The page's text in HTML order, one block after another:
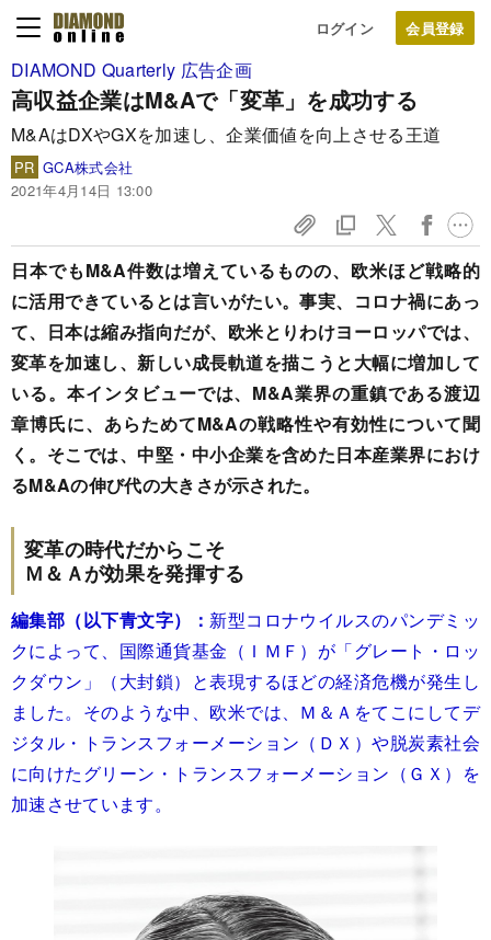
ログイン
DIAMOND Quarterly 広告企画
高収益企業はM&Aで「変革」を成功する
M&AはDXやGXを加速し、企業価値を向上させる王道
PR GCA株式会社
2021年4月14日 13:00
日本でもM&A件数は増えているものの、欧米ほど戦略的
に活用できているとは言いがたい。事実、コロナ禍にあっ
て、日本は縮み指向だが、欧米とりわけヨーロッパでは、
変革を加速し、新しい成長軌道を描こうと大幅に増加して
いる。本インタビューでは、M&A業界の重鎮である渡辺
章博氏に、あらためてM&Aの戦略性や有効性について聞
く。そこでは、中堅・中小企業を含めた日本産業界におけ
るM&Aの伸び代の大きさが示された。
変革の時代だからこそ
Ｍ＆Ａが効果を発揮する
編集部（以下青文字）： 新型コロナウイルスのパンデミッ
クによって、国際通貨基金（ＩＭＦ）が「グレート・ロッ
クダウン」（大封鎖）と表現するほどの経済危機が発生し
ました。そのような中、欧米では、Ｍ＆Ａをてこにしてデ
ジタル・トランスフォーメーション（ＤＸ）や脱炭素社会
に向けたグリーン・トランスフォーメーション（ＧＸ）を
加速させています。